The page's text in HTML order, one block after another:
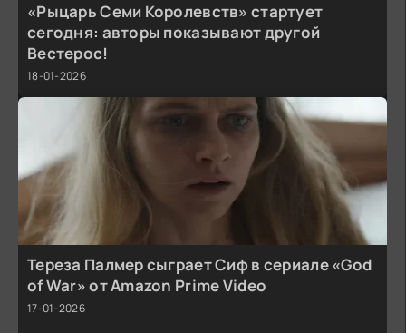
«Рыцарь Семи Королевств» стартует
сегодня: авторы показывают другой
Вестерос!
18-01-2026
Тереза Палмер сыграет Сиф в сериале «God
of War» от Amazon Prime Video
17-01-2026